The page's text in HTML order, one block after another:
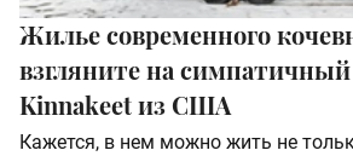
Жилье современного
взгляните на
Kinnakeet из США
Кажется, в нем можно жить не